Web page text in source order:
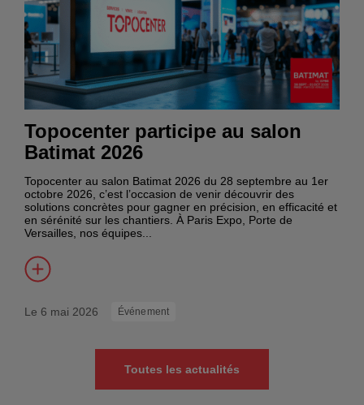
Topocenter participe au salon
Batimat 2026
Topocenter au salon Batimat 2026 du 28 septembre au 1er
octobre 2026, c’est l’occasion de venir découvrir des
solutions concrètes pour gagner en précision, en efficacité et
en sérénité sur les chantiers. À Paris Expo, Porte de
Versailles, nos équipes...
Le 6 mai 2026 Événement
Toutes les actualités